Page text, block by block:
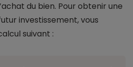
du bien. Pour obtenir une
investissement, vous
suivant :